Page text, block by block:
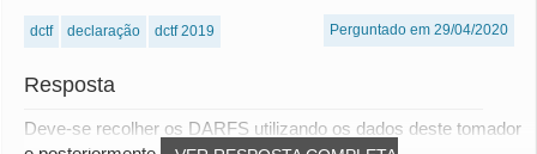
dctf declaração dctf 2019 Perguntado em 29/04/2020
Resposta
Deve-se recolher os DARFS utilizando os dados deste tomador